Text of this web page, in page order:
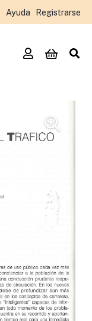
Ayuda Registrarse